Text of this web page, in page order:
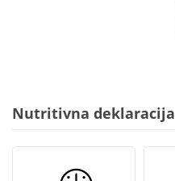
Nutritivna deklaracija